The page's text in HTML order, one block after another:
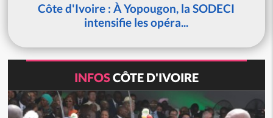
Côte d'Ivoire : À Yopougon, la SODECI
intensifie les opéra...
INFOSCÔTE D'IVOIRE